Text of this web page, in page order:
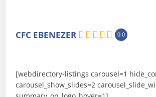
CFC EBENEZER 0.0
[webdirectory-listings carousel=1
carousel_show_slides=2